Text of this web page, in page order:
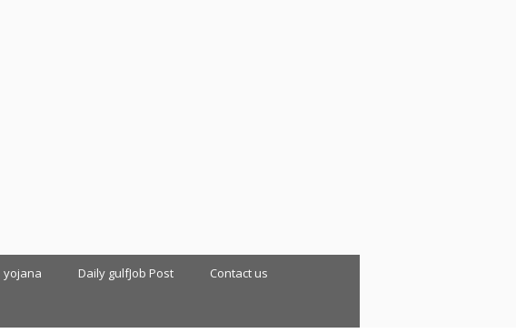
yojana Daily gulfJob Post Contact us